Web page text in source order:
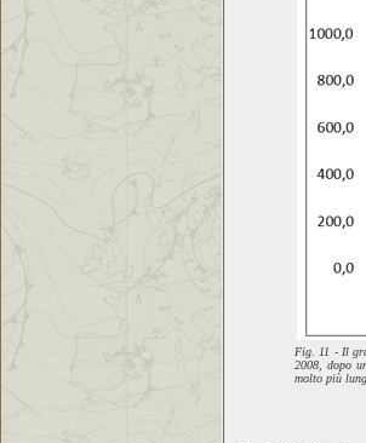
Fig. 11 - Il
2008, dopo
molto più